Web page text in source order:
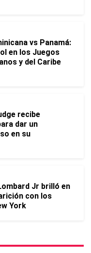
vs Panamá:
en los Juegos
y del Caribe
recibe
dar un
en su
Jr brilló en
con los
York